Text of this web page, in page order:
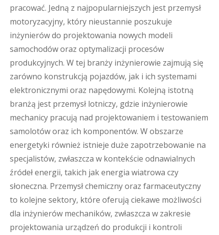
pracować. Jedną z najpopularniejszych jest przemysł
motoryzacyjny, który nieustannie poszukuje
inżynierów do projektowania nowych modeli
samochodów oraz optymalizacji procesów
produkcyjnych. W tej branży inżynierowie zajmują się
zarówno konstrukcją pojazdów, jak i ich systemami
elektronicznymi oraz napędowymi. Kolejną istotną
branżą jest przemysł lotniczy, gdzie inżynierowie
mechanicy pracują nad projektowaniem i testowaniem
samolotów oraz ich komponentów. W obszarze
energetyki również istnieje duże zapotrzebowanie na
specjalistów, zwłaszcza w kontekście odnawialnych
źródeł energii, takich jak energia wiatrowa czy
słoneczna. Przemysł chemiczny oraz farmaceutyczny
to kolejne sektory, które oferują ciekawe możliwości
dla inżynierów mechaników, zwłaszcza w zakresie
projektowania urządzeń do produkcji i kontroli